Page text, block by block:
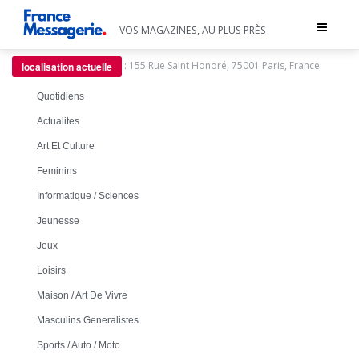
Toggle
VOS MAGAZINES, AU PLUS PRÈS
localisation actuelle : 155 Rue Saint Honoré, 75001 Paris, France
Quotidiens
Actualites
Art Et Culture
Feminins
Informatique / Sciences
Jeunesse
Jeux
Loisirs
Maison / Art De Vivre
Masculins Generalistes
Sports / Auto / Moto